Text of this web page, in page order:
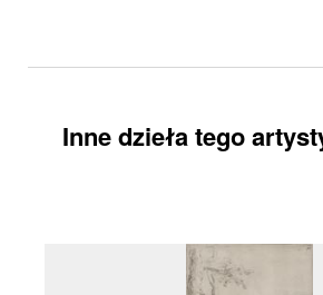
Inne dzieła tego